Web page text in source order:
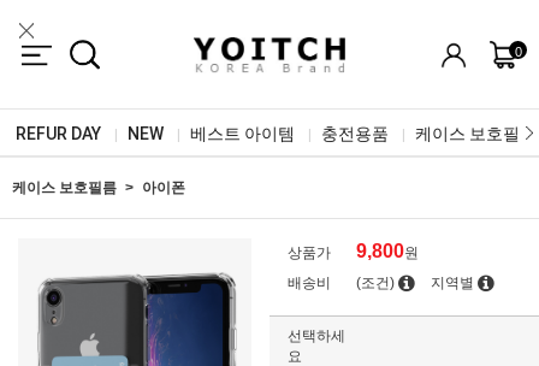
0
REFUR DAY NEW 베스트 아이템 충전용품 케이스 보호필름
케이스 보호필름 아이폰
상품가 9,800원
배송비
(조건) 지역별
선택하세
요